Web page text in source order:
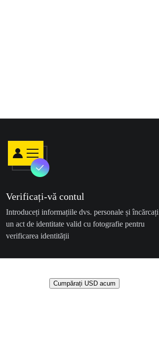
Verificați-vă contul
Introduceți informațiile dvs. personale și încărcați
un act de identitate valid cu fotografie pentru
verificarea identității
Cumpărați USD acum